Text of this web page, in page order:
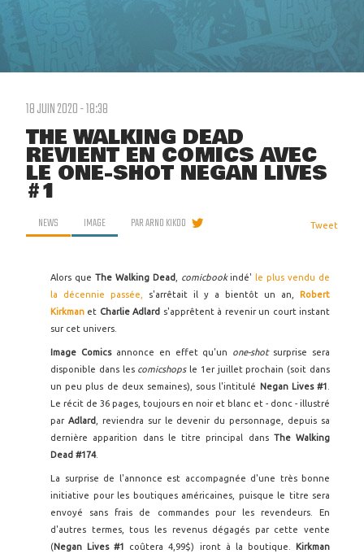
18 JUIN 2020 - 18:38
THE WALKING DEAD
REVIENT EN COMICS AVEC
LE ONE-SHOT NEGAN LIVES
#1
NEWS IMAGE PARARNO KIKOO Tweet
Alors que The Walking Dead comicbookindé' le plus vendu de
la décennie passée,
s'arrêtait il y a bientôt un an, Robert
Kirkman et Charlie Adlard s'apprêtent à revenir un court instant
sur cet univers.
Image Comics annonce en effet qu'un one-shot surprise sera
disponible dans les comicshops le 1er juillet prochain (soit dans
un peu plus de deux semaines), sous l'intitulé Negan Lives #1
Le récit de 36 pages, toujours en noir et blanc et - donc - illustré
par Adlard
, reviendra sur le devenir du personnage, depuis sa
dernière apparition dans le titre principal dans The Walking
Dead #174.
La surprise de l'annonce est accompagnée d'une très bonne
initiative pour les boutiques américaines, puisque le titre sera
envoyé sans frais de commandes pour les revendeurs. En
d'autres termes, tous les revenus dégagés par cette vente
(Negan Lives #1 coûtera 4,99$) iront à la boutique. Kirkman